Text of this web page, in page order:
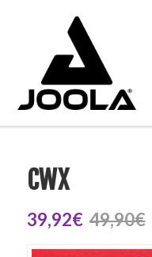
CWX
39,92€49,90€